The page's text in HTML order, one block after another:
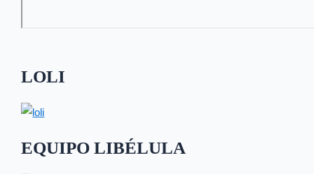
LOLI
EQUIPO LIBÉLULA